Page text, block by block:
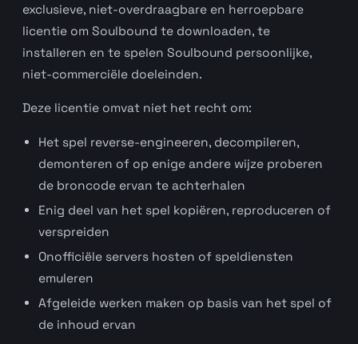
exclusieve, niet-overdraagbare en herroepbare
licentie om Soulbound te downloaden, te
installeren en te spelen Soulbound persoonlijke,
niet-commerciële doeleinden.
Deze licentie omvat niet het recht om:
Het spel reverse-engineeren, decompileren,
demonteren of op enige andere wijze proberen
de broncode ervan te achterhalen
Enig deel van het spel kopiëren, reproduceren of
verspreiden
Onofficiële servers hosten of speldiensten
emuleren
Afgeleide werken maken op basis van het spel of
de inhoud ervan